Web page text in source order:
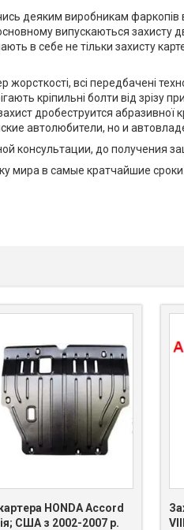
деяким виробникам фаркопів
випускаються захисту
в себе не тільки захисту
всі передбачені
кріпильні болти від зрізу
дробеструится абразивної
автолюбители, но и
консультации, до получения
мира в самые кратчайшие
HONDA Accord
США з 2002-2007 р.